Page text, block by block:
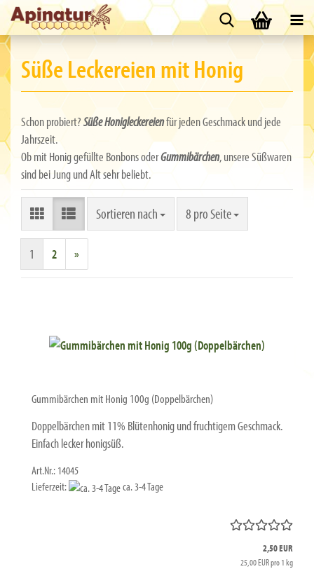
Süße Leckereien mit Honig
Schon probiert?Süße Honigleckereienfür jeden Geschmack und jede
Jahrszeit.
Ob mit Honig gefüllte Bonbons oderGummibärchen, unsere Süßwaren
sind bei Jung und Alt sehr beliebt.
Sortieren nach
Sortieren nach 8 pro Seite
pro Seite
1 2 »
Gummibärchen mit Honig 100g (Doppelbärchen)
Doppelbärchen mit 11% Blütenhonig und fruchtigem Geschmack.
Einfach lecker honigsüß.
Art.Nr.: 14045
Lieferzeit:
ca. 3-4 Tage
2,50 EUR
25,00 EUR pro 1 kg